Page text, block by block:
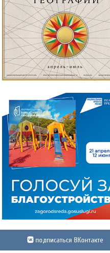
подписаться ВКонтакте